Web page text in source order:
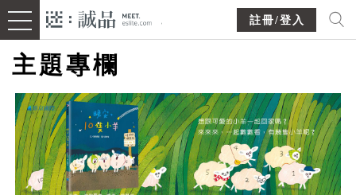
註冊/登入
主題專欄